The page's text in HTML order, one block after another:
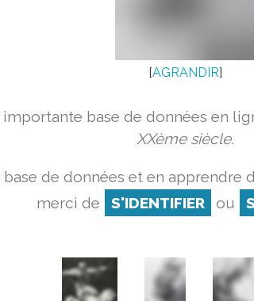
[AGRANDIR]
base de données en
XXème siècle.
de données et en apprendre
merci de
S'IDENTIFIER ou